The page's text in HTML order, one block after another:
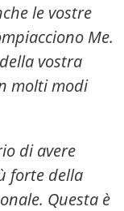
le vostre
Me.
vostra
molti modi
di avere
forte della
Questa è